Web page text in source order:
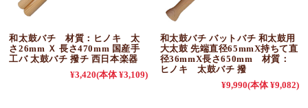
和太鼓バチ 材質：ヒノキ 太
さ26mm Ｘ 長さ470mm 国産手
工バ 太鼓バチ 撥チ 西日本楽器
¥3,420(本体 ¥3,109)
和太鼓バチ バットバチ 和太鼓用
大太鼓 先端直径65mmX持ちて直
径36mmX長さ650mm 材質：
ヒノキ 太鼓バチ 撥
¥9,990(本体 ¥9,082)